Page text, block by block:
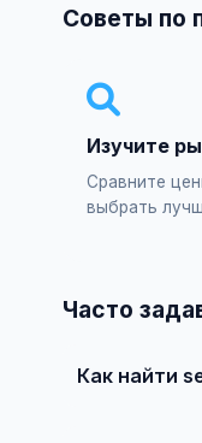
Советы по
Изучите
Сравните
выбрать
Часто
Как найти